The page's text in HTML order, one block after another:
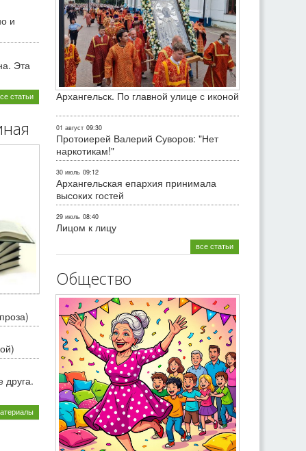
и
Эта
статьи
друга.
Архангельск. По главной улице с иконой
01 август 09:30
Протоиерей Валерий Суворов: "Нет
наркотикам!"
30 июль 09:12
Архангельская епархия принимала
высоких гостей
29 июль 08:40
Лицом к лицу
все статьи
Общество